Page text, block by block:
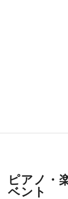
ピアノ・
ベント